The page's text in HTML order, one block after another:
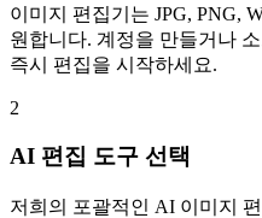
이미지 편집기는 JPG, PNG,
원합니다. 계정을 만들거나
즉시 편집을 시작하세요.
2
AI 편집 도구 선택
저희의 포괄적인 AI 이미지